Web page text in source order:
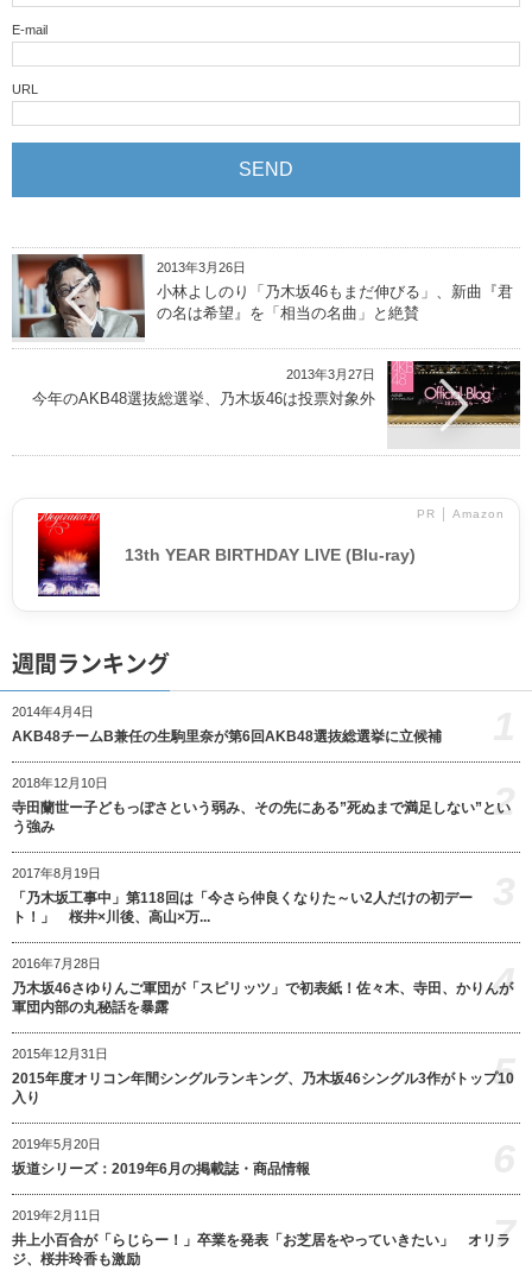
E-mail
URL
2013年3月26日
小林よしのり「乃木坂46もまだ伸びる」、新曲『君
の名は希望』を「相当の名曲」と絶賛
2013年3月27日
今年のAKB48選抜総選挙、乃木坂46は投票対象外
PR │ Amazon
13th YEAR BIRTHDAY LIVE (Blu-ray)
週間ランキング
2014年4月4日
AKB48チームB兼任の生駒里奈が第6回AKB48選抜総選挙に立候補
2018年12月10日
寺田蘭世ー子どもっぽさという弱み、その先にある”死ぬまで満足しない”とい
う強み
2
2017年8月19日
「乃木坂工事中」第118回は「今さら仲良くなりた～い2人だけの初デー
ト！」 桜井×川後、高山×万...
2016年7月28日
乃木坂46さゆりんご軍団が「スピリッツ」で初表紙！佐々木、寺田、かりんが
軍団内部の丸秘話を暴露
4
2015年12月31日
2015年度オリコン年間シングルランキング、乃木坂46シングル3作がトップ10
入り
5
2019年5月20日
坂道シリーズ：2019年6月の掲載誌・商品情報
2019年2月11日
井上小百合が「らじらー！」卒業を発表「お芝居をやっていきたい」 オリラ
ジ、桜井玲香も激励
7